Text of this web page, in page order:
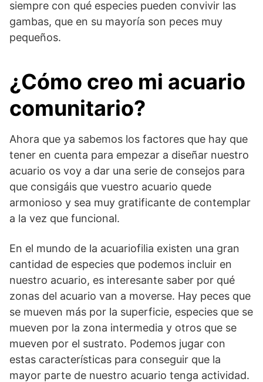
siempre con qué especies pueden convivir las
gambas, que en su mayoría son peces muy
pequeños.
¿Cómo creo mi acuario
comunitario?
Ahora que ya sabemos los factores que hay que
tener en cuenta para empezar a diseñar nuestro
acuario os voy a dar una serie de consejos para
que consigáis que vuestro acuario quede
armonioso y sea muy gratificante de contemplar
a la vez que funcional.
En el mundo de la acuariofilia existen una gran
cantidad de especies que podemos incluir en
nuestro acuario, es interesante saber por qué
zonas del acuario van a moverse. Hay peces que
se mueven más por la superficie, especies que se
mueven por la zona intermedia y otros que se
mueven por el sustrato. Podemos jugar con
estas características para conseguir que la
mayor parte de nuestro acuario tenga actividad.